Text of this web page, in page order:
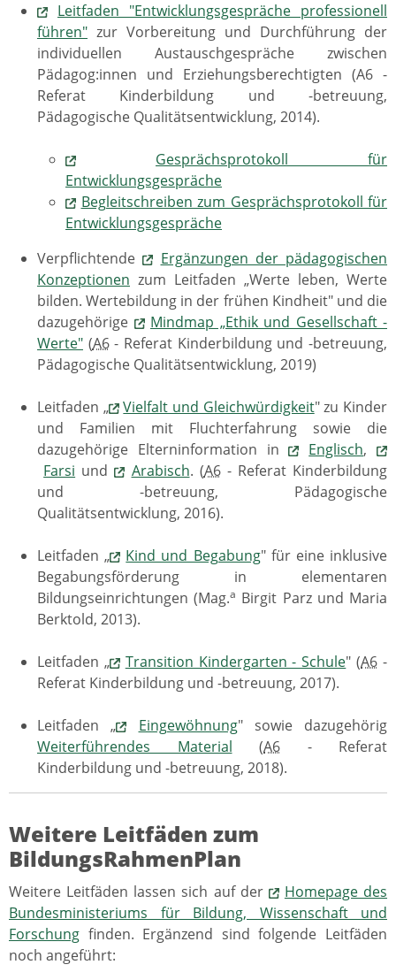
Leitfaden "Entwicklungsgespräche professionell
führen" zur Vorbereitung und Durchführung der
individuellen Austauschgespräche zwischen
Pädagog:innen und Erziehungsberechtigten (A6 -
Referat Kinderbildung und -betreuung,
Pädagogische Qualitätsentwicklung, 2014).
Gesprächsprotokoll für
Entwicklungsgespräche
Begleitschreiben zum Gesprächsprotokoll für
Entwicklungsgespräche
Verpflichtende
Ergänzungen der pädagogischen
Konzeptionen zum Leitfaden „Werte leben, Werte
bilden. Wertebildung in der frühen Kindheit" und die
dazugehörige
Mindmap „Ethik und Gesellschaft -
Werte" (A6- Referat Kinderbildung und -betreuung,
Pädagogische Qualitätsentwicklung, 2019)
Leitfaden „ Vielfalt und Gleichwürdigkeit" zu Kinder
und Familien mit Fluchterfahrung sowie die
dazugehörige Elterninformation in
Englisch,
Farsi und Arabisch. (A6- Referat Kinderbildung
und -betreuung, Pädagogische
Qualitätsentwicklung, 2016).
Leitfaden „ Kind und Begabung" für eine inklusive
Begabungsförderung in elementaren
Bildungseinrichtungen (Mag.a Birgit Parz und Maria
Berktold, 2013).
Leitfaden „ Transition Kindergarten - Schule" (A6 -
Referat Kinderbildung und -betreuung, 2017).
Leitfaden „ Eingewöhnung" sowie dazugehörig
Weiterführendes Material (A6 - Referat
Kinderbildung und -betreuung, 2018).
Weitere Leitfäden zum
BildungsRahmenPlan
Weitere Leitfäden lassen sich auf der
Homepage des
Bundesministeriums für Bildung, Wissenschaft und
Forschung finden. Ergänzend sind folgende Leitfäden
noch angeführt: